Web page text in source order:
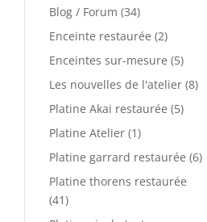
Blog / Forum (34)
Enceinte restaurée (2)
Enceintes sur-mesure (5)
Les nouvelles de l'atelier (8)
Platine Akai restaurée (5)
Platine Atelier (1)
Platine garrard restaurée (6)
Platine thorens restaurée
(41)